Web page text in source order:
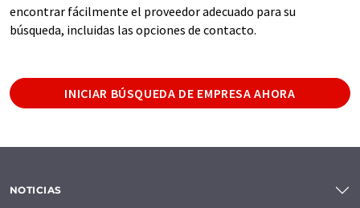
encontrar fácilmente el proveedor adecuado para su
búsqueda, incluidas las opciones de contacto.
INICIAR BÚSQUEDA DE EMPRESA AHORA
NOTICIAS